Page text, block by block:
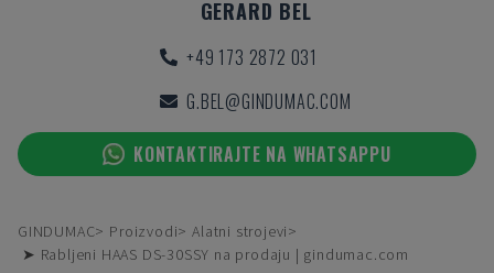
GERARD BEL
+49 173 2872 031
G.BEL@GINDUMAC.COM
KONTAKTIRAJTE NA WHATSAPPU
GINDUMAC Proizvodi
Alatni strojevi
➤ Rabljeni HAAS DS-30SSY na prodaju | gindumac.com